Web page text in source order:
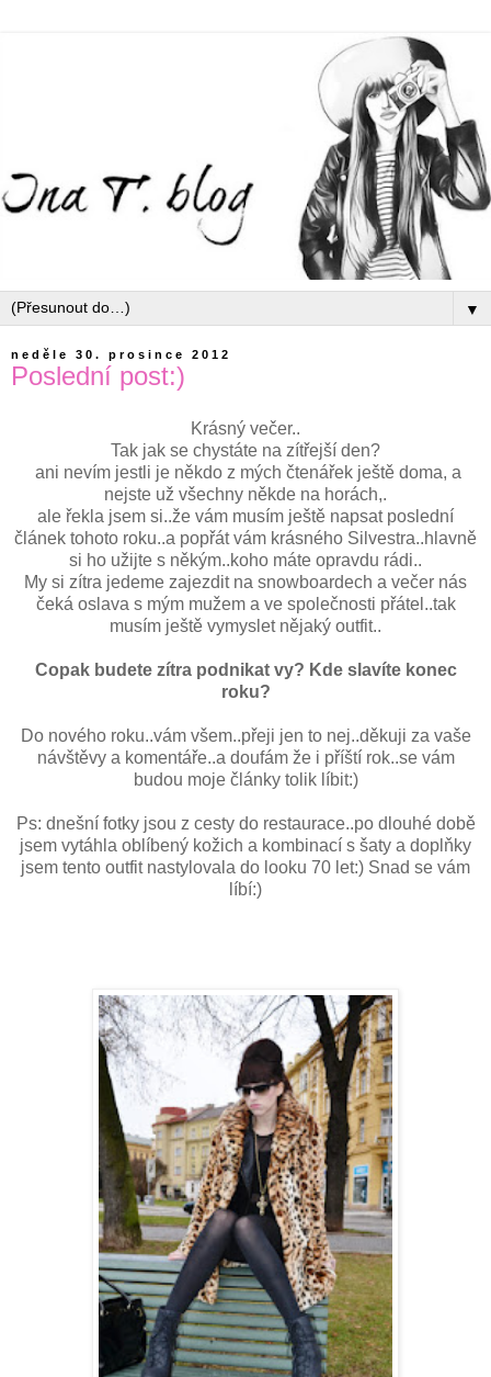
▼
neděle 30. prosince 2012
Poslední post:)
Krásný večer..
Tak jak se chystáte na zítřejší den?
ani nevím jestli je někdo z mých čtenářek ještě doma, a
nejste už všechny někde na horách,.
ale řekla jsem si..že vám musím ještě napsat poslední
článek tohoto roku..a popřát vám krásného Silvestra..hlavně
si ho užijte s někým..koho máte opravdu rádi..
My si zítra jedeme zajezdit na snowboardech a večer nás
čeká oslava s mým mužem a ve společnosti přátel..tak
musím ještě vymyslet nějaký outfit..
Copak budete zítra podnikat vy? Kde slavíte konec
roku?
Do nového roku..vám všem..přeji jen to nej..děkuji za vaše
návštěvy a komentáře..a doufám že i příští rok..se vám
budou moje články tolik líbit:)
Ps: dnešní fotky jsou z cesty do restaurace..po dlouhé době
jsem vytáhla oblíbený kožich a kombinací s šaty a doplňky
jsem tento outfit nastylovala do looku 70 let:) Snad se vám
líbí:)